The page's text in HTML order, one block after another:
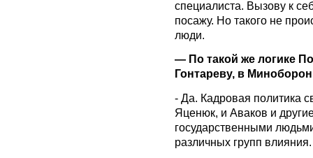
специалиста. Вызову к
посажу. Но такого не
люди.
— По такой же логике
Гонтареву, в
- Да. Кадровая политика
Яценюк, и Аваков и
государственными
различных групп влияния.